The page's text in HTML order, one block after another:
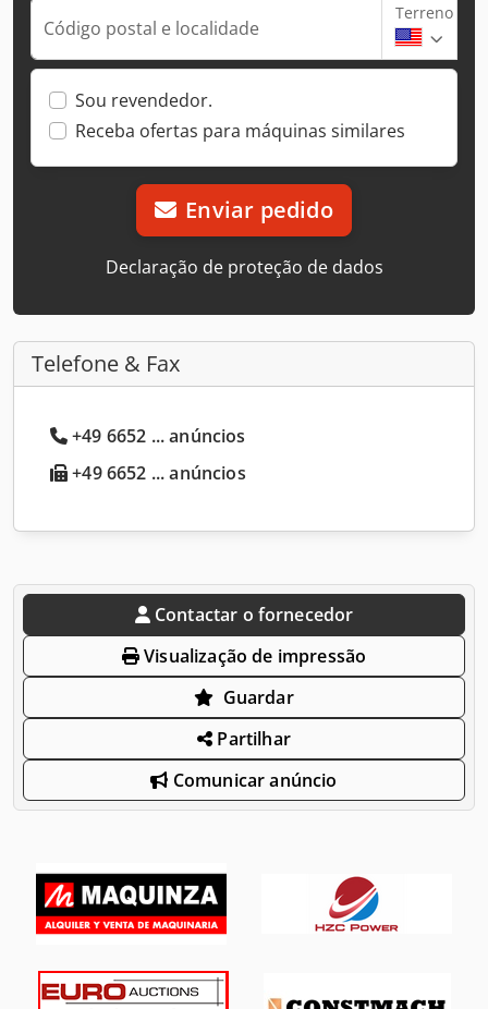
Código postal e localidade
Terreno
Sou revendedor.
Receba ofertas para máquinas similares
Enviar pedido
Declaração de proteção de dados
Telefone & Fax
+49 6652 ... anúncios
+49 6652 ... anúncios
Contactar o fornecedor
Visualização de impressão
Guardar
Partilhar
Comunicar anúncio